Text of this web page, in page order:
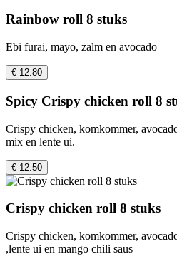
Rainbow roll 8 stuks
Ebi furai, mayo, zalm en avocado
€ 12.80
Spicy Crispy chicken roll 8
Crispy chicken, komkommer,
mix en lente ui.
€ 12.50
Crispy chicken roll 8 stuks
Crispy chicken, komkommer,
,lente ui en mango chili saus